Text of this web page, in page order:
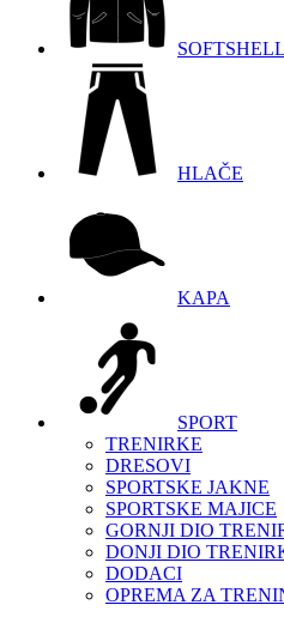
HLAČE
KAPA
SPORT
TRENIRKE
DRESOVI
SPORTSKE JAKNE
SPORTSKE MAJICE
GORNJI DIO
DONJI DIO
DODACI
OPREMA ZA